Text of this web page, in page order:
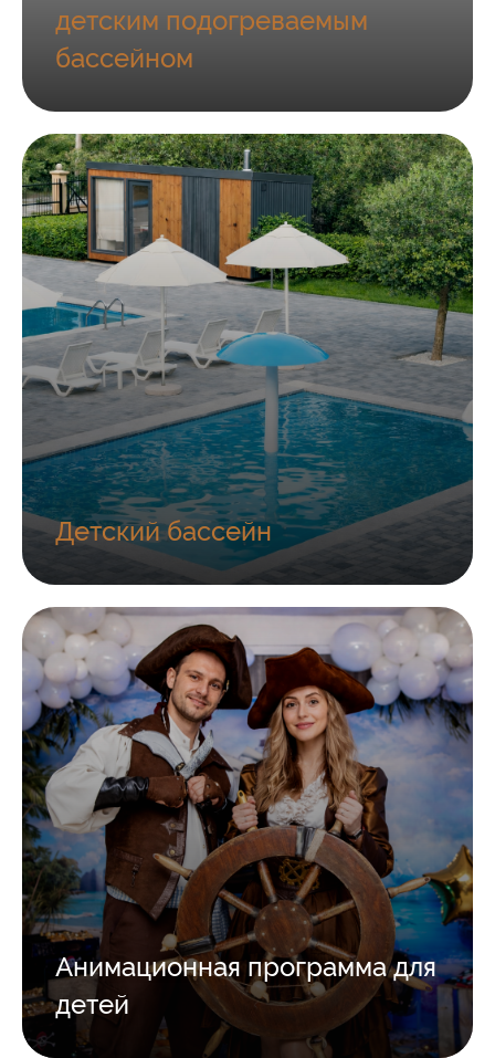
детским подогреваемым
бассейном
Детский бассейн
Анимационная программа для
детей